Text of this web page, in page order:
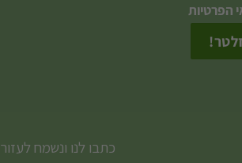
הפרטיות
כתבו לנו ונשמח לעזור